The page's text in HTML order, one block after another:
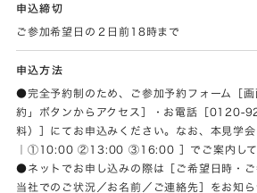
申込締切
ご参加希望日の２日前18時まで
申込方法
●完全予約制のため、ご参加予約フォーム［
約」ボタンからアクセス］・お電話［0120-
料）］にてお申込みください。なお、本見学
｜①10:00 ②13:00 ③16:00 ］でご案内して
●ネットでお申し込みの際は［ご希望日時・
当社でのご状況／お名前／ご連絡先］をお知